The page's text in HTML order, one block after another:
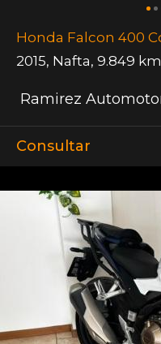
Honda Falcon 400
2015, Nafta, 9.849
Ramirez
Consultar